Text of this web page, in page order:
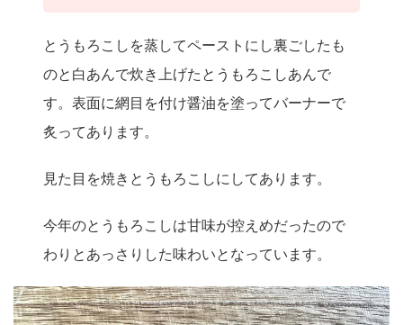
とうもろこしを蒸してペーストにし裏ごしたも
のと白あんで炊き上げたとうもろこしあんで
す。表面に網目を付け醤油を塗ってバーナーで
炙ってあります。
見た目を焼きとうもろこしにしてあります。
今年のとうもろこしは甘味が控えめだったので
わりとあっさりした味わいとなっています。